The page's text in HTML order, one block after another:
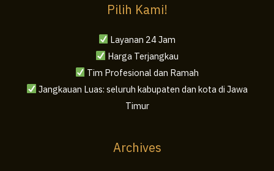
Pilih Kami!
Layanan 24 Jam
Harga Terjangkau
Tim Profesional dan Ramah
Jangkauan Luas: seluruh kabupaten dan kota di Jawa
Timur
Archives